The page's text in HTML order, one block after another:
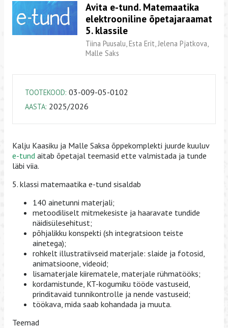
Avita e-tund. Matemaatika
elektrooniline õpetajaraamat
5. klassile
Tiina Puusalu, Esta Erit, Jelena Pjatkova,
Malle Saks
TOOTEKOOD: 03-009-05-0102
AASTA: 2025/2026
Kalju Kaasiku ja Malle Saksa õppekomplekti juurde kuuluv
e-tund aitab õpetajal teemasid ette valmistada ja tunde
läbi viia.
5. klassi matemaatika e-tund sisaldab
140 ainetunni materjali;
metoodiliselt mitmekesiste ja haaravate tundide
näidisülesehitust;
põhjalikku konspekti (sh integratsioon teiste
ainetega);
rohkelt illustratiivseid materjale: slaide ja fotosid,
animatsioone, videoid;
lisamaterjale kiirematele, materjale rühmatööks;
kordamistunde, KT-kogumiku tööde vastuseid,
prinditavaid tunnikontrolle ja nende vastuseid;
töökava, mida saab kohandada ja muuta.
Teemad